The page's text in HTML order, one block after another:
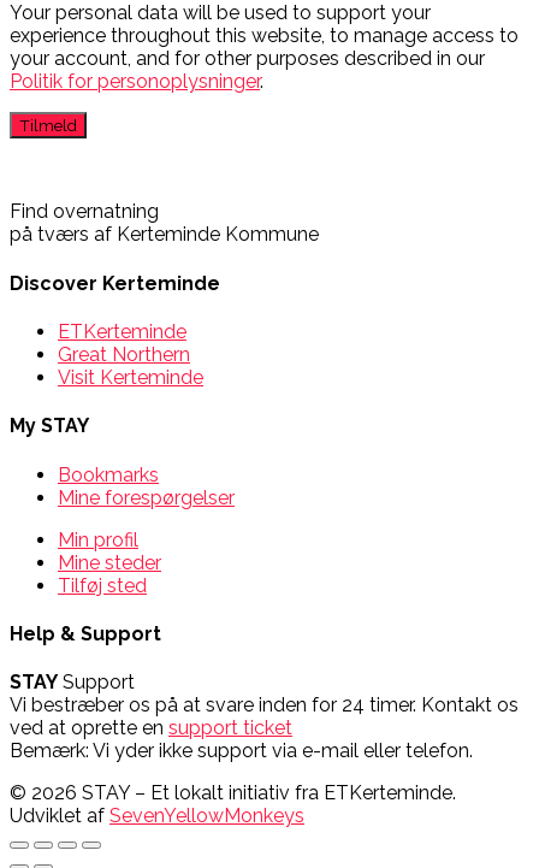
Your personal data will be used to support your
experience throughout this website, to manage access to
your account, and for other purposes described in our
Politik for personoplysninger.
Find overnatning
på tværs af Kerteminde Kommune
Discover Kerteminde
ETKerteminde
Great Northern
Visit Kerteminde
My STAY
Bookmarks
Mine forespørgelser
Min profil
Mine steder
Tilføj sted
Help & Support
STAY Support
Vi bestræber os på at svare inden for 24 timer. Kontakt os
ved at oprette en support ticket
Bemærk: Vi yder ikke support via e-mail eller telefon.
© 2026 STAY – Et lokalt initiativ fra ETKerteminde.
Udviklet af SevenYellowMonkeys